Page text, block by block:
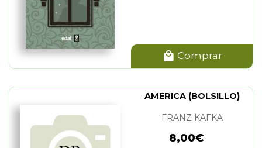
Comprar
AMERICA (BOLSILLO)
FRANZ KAFKA
8,00€